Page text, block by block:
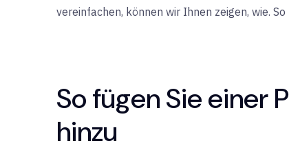
vereinfachen, können wir Ihnen zeigen, wie.
So fügen Sie einer
hinzu